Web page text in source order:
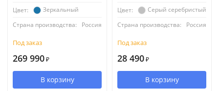
Цвет:
Зеркальный
Страна производства:
Россия
Под заказ
269 990 ₽
В корзину
Цвет:
Серый серебристый
Страна производства:
Россия
Под заказ
28 490 ₽
В корзину